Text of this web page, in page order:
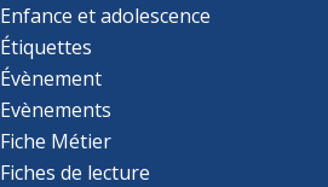
Enfance et adolescence
Étiquettes
Évènement
Evènements
Fiche Métier
Fiches de lecture